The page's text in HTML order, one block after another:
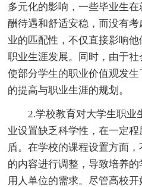
多元化的影响，一些毕业生
酬待遇和舒适安稳，而没有
业的匹配性，不仅直接影响
职业生涯发展。同时，由于社
使部分学生的职业价值观发
的提高与职业生涯的规划。
2.学校教育对大学生职业
业设置缺乏科学性，在一定
盾。在学校的课程设置方面
的内容进行调整，导致培养
用人单位的需求。尽管高校